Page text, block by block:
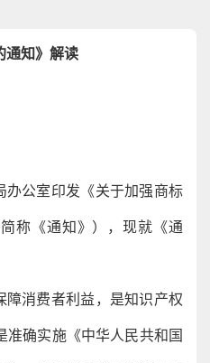
通知》解读
办公室印发《关于加强商标
称《通知》），现就《通
障消费者利益，是知识产权
准确实施《中华人民共和国